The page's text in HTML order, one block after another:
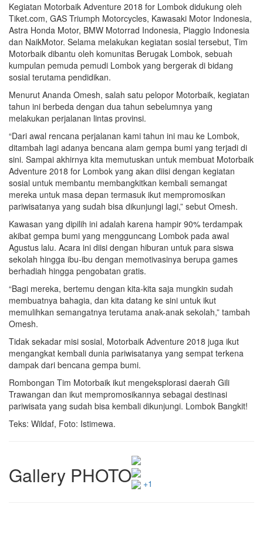
Kegiatan Motorbaik Adventure 2018 for Lombok didukung oleh
Tiket.com, GAS Triumph Motorcycles, Kawasaki Motor Indonesia,
Astra Honda Motor, BMW Motorrad Indonesia, Piaggio Indonesia
dan NaikMotor. Selama melakukan kegiatan sosial tersebut, Tim
Motorbaik dibantu oleh komunitas Berugak Lombok, sebuah
kumpulan pemuda pemudi Lombok yang bergerak di bidang
sosial terutama pendidikan.
Menurut Ananda Omesh, salah satu pelopor Motorbaik, kegiatan
tahun ini berbeda dengan dua tahun sebelumnya yang
melakukan perjalanan lintas provinsi.
“Dari awal rencana perjalanan kami tahun ini mau ke Lombok,
ditambah lagi adanya bencana alam gempa bumi yang terjadi di
sini. Sampai akhirnya kita memutuskan untuk membuat Motorbaik
Adventure 2018 for Lombok yang akan diisi dengan kegiatan
sosial untuk membantu membangkitkan kembali semangat
mereka untuk masa depan termasuk ikut mempromosikan
pariwisatanya yang sudah bisa dikunjungi lagi,” sebut Omesh.
Kawasan yang dipilih ini adalah karena hampir 90% terdampak
akibat gempa bumi yang mengguncang Lombok pada awal
Agustus lalu. Acara ini diisi dengan hiburan untuk para siswa
sekolah hingga ibu-ibu dengan memotivasinya berupa games
berhadiah hingga pengobatan gratis.
“Bagi mereka, bertemu dengan kita-kita saja mungkin sudah
membuatnya bahagia, dan kita datang ke sini untuk ikut
memulihkan semangatnya terutama anak-anak sekolah,” tambah
Omesh.
Tidak sekadar misi sosial, Motorbaik Adventure 2018 juga ikut
mengangkat kembali dunia pariwisatanya yang sempat terkena
dampak dari bencana gempa bumi.
Rombongan Tim Motorbaik ikut mengeksplorasi daerah Gili
Trawangan dan ikut mempromosikannya sebagai destinasi
pariwisata yang sudah bisa kembali dikunjungi. Lombok Bangkit!
Teks: Wildaf, Foto: Istimewa.
Gallery PHOTO +1